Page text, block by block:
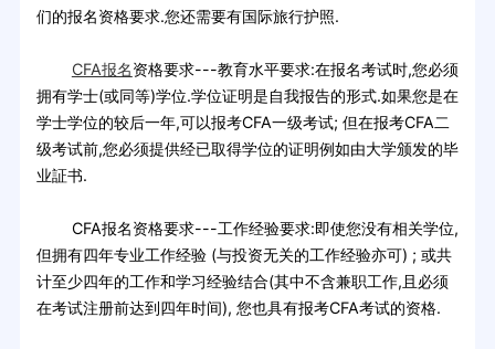
们的报名资格要求.您还需要有国际旅行护照.
CFA报名资格要求---教育水平要求:在报名考试时,您必须
拥有学士(或同等)学位.学位证明是自我报告的形式.如果您是在
学士学位的较后一年,可以报考CFA一级考试; 但在报考CFA二
级考试前,您必须提供经已取得学位的证明例如由大学颁发的毕
业証书.
CFA报名资格要求---工作经验要求:即使您没有相关学位,
但拥有四年专业工作经验 (与投资无关的工作经验亦可) ; 或共
计至少四年的工作和学习经验结合(其中不含兼职工作,且必须
在考试注册前达到四年时间), 您也具有报考CFA考试的资格.